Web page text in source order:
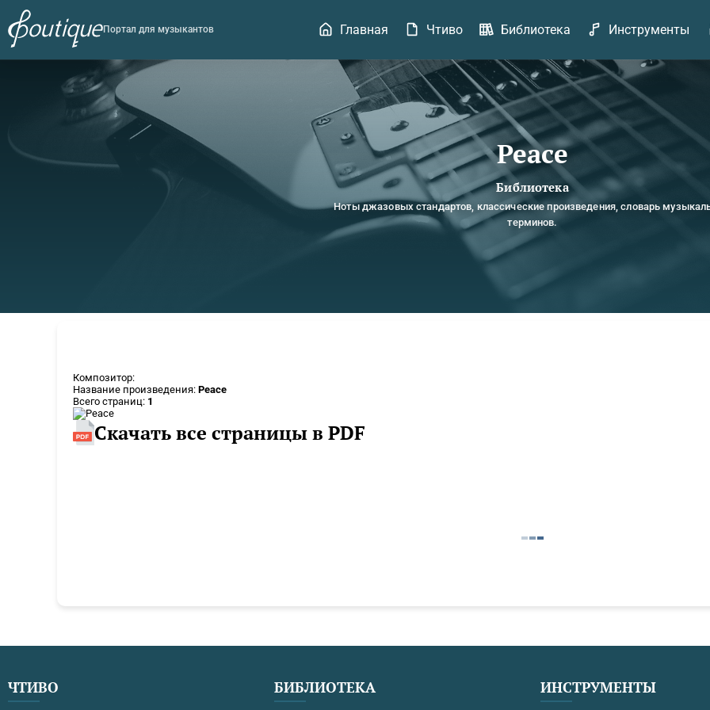
Портал для музыкантов Главная Чтиво Библиотека Инструменты
Peace
Библиотека
Ноты джазовых стандартов, классические произведения, словарь
терминов.
Композитор:
Название произведения: Peace
Всего страниц: 1
Скачать все страницы в PDF
ЧТИВО БИБЛИОТЕКА ИНСТРУМЕНТЫ